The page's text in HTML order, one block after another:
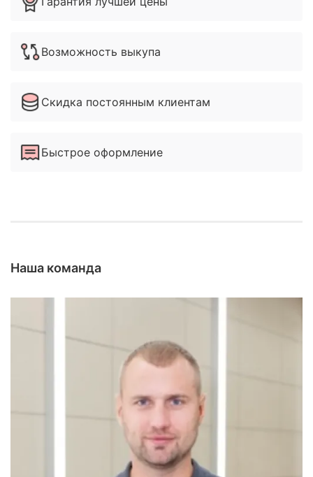
Возможность выкупа
Скидка постоянным клиентам
Быстрое оформление
Наша команда